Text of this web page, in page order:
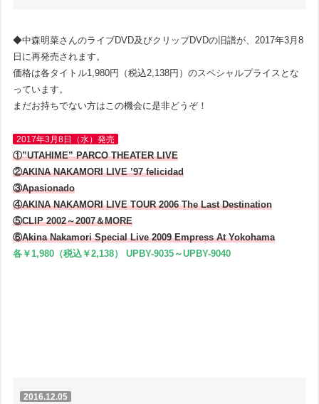
◆中森明菜さんのライブDVD及びクリップDVDの旧譜が、2017年3月8
日に再発売されます。
価格は各タイトル1,980円（税込2,138円）のスペシャルプライスとな
っています。
まだお持ちでない方はこの機会に是非どうぞ！
2017年3月8日（水）発売
①”UTAHIME” PARCO THEATER LIVE
②AKINA NAKAMORI LIVE ’97 felicidad
③Apasionado
④AKINA NAKAMORI LIVE TOUR 2006 The Last Destination
⑤CLIP 2002～2007＆MORE
⑥Akina Nakamori Special Live 2009 Empress At Yokohama
各￥1,980（税込￥2,138） UPBY-9035～UPBY-9040
2016.12.05